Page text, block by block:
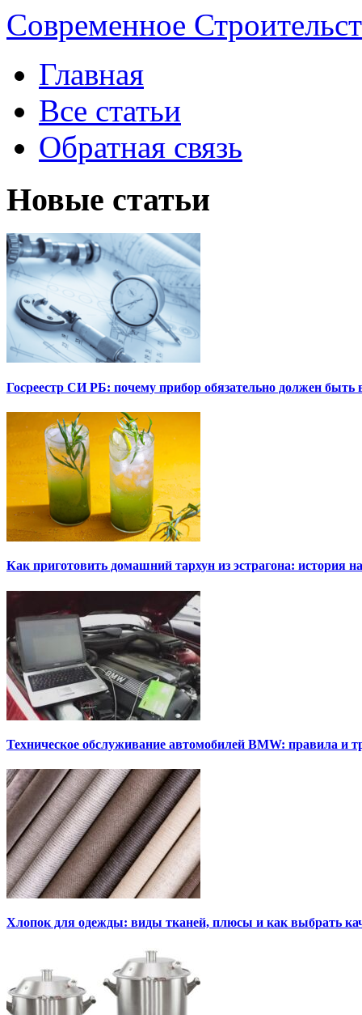
Современное
Главная
Все статьи
Обратная связь
Новые статьи
Госреестр СИ РБ: почему прибор обязательно должен быть
Как приготовить домашний тархун из эстрагона: история
Техническое обслуживание автомобилей BMW: правила и
Хлопок для одежды: виды тканей, плюсы и как выбрать